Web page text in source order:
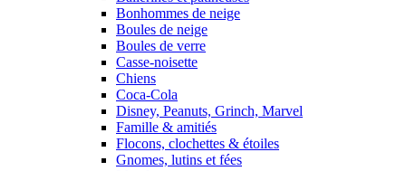
Bonhommes de neige
Boules de neige
Boules de verre
Casse-noisette
Chiens
Coca-Cola
Disney, Peanuts, Grinch, Marvel
Famille & amitiés
Flocons, clochettes & étoiles
Gnomes, lutins et fées